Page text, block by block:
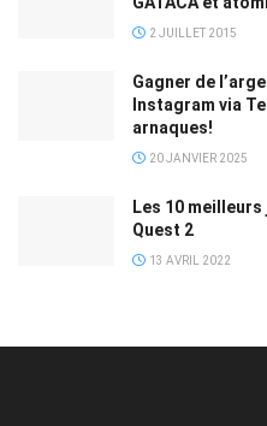
2 JUILLET 2015
Gagner de
Instagram via
arnaques!
20 JANVIER 2025
Les 10 meilleurs
Quest 2
13 AVRIL 2022